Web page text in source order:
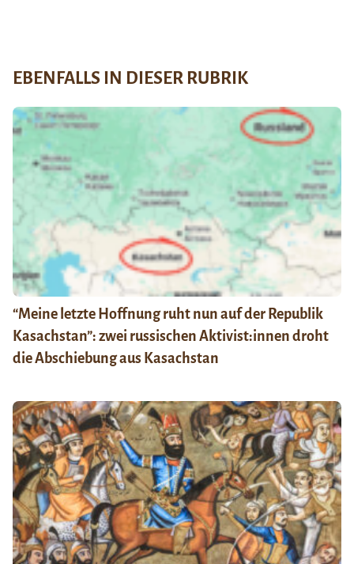
EBENFALLS IN DIESER RUBRIK
“Meine letzte Hoffnung ruht nun auf der Republik
Kasachstan”: zwei russischen Aktivist:innen droht
die Abschiebung aus Kasachstan